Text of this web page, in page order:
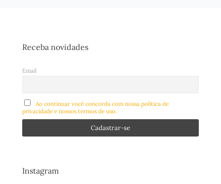
Receba novidades
Email
Ao continuar você concorda com nossa política de
privacidade e nossos termos de uso.
Instagram